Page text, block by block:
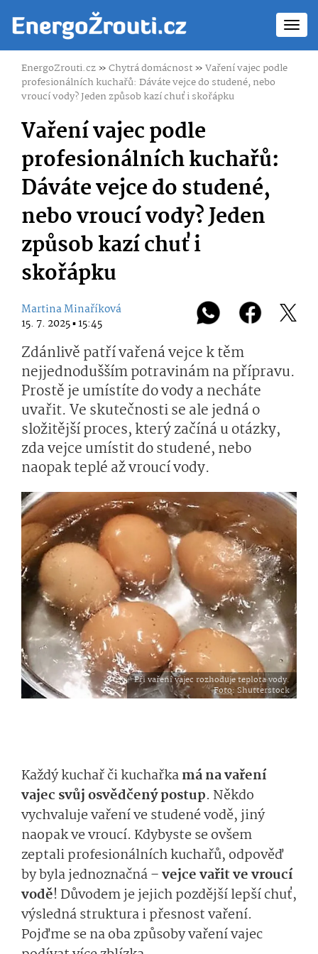
EnergoZrouti.cz»Chytrá domácnost»Vaření vajec podle
profesionálních kuchařů: Dáváte vejce do studené, nebo
vroucí vody? Jeden způsob kazí chuť i skořápku
Vaření vajec podle
profesionálních kuchařů:
Dáváte vejce do studené,
nebo vroucí vody? Jeden
způsob kazí chuť i
skořápku
Martina Minaříková
15. 7. 2025 ▪ 15:45
Zdánlivě patří vařená vejce k těm
nejjednodušším potravinám na přípravu.
Prostě je umístíte do vody a necháte
uvařit. Ve skutečnosti se ale jedná o
složitější proces, který začíná u otázky,
zda vejce umístit do studené, nebo
naopak teplé až vroucí vody.
Při vaření vajec rozhoduje teplota vody.
Foto: Shutterstock
Každý kuchař či kuchařkamá na vaření
vajec svůj osvědčený postup. Někdo
vychvaluje vaření ve studené vodě, jiný
naopak ve vroucí. Kdybyste se ovšem
zeptali profesionálních kuchařů, odpověď
by byla jednoznačná –vejce vařit ve vroucí
vodě! Důvodem je jejich pozdější lepší chuť,
výsledná struktura i přesnost vaření.
Pojďme se na oba způsoby vaření vajec